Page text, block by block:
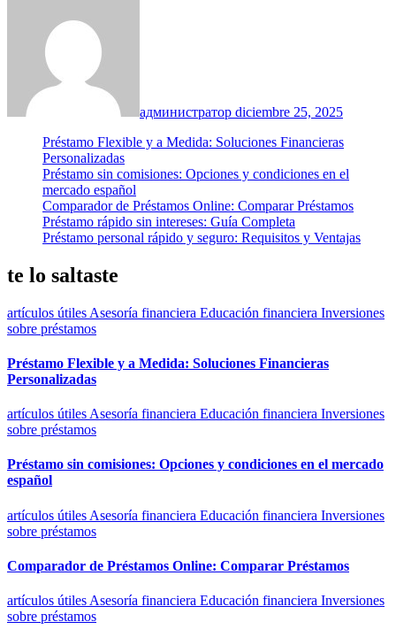
администратор diciembre 25, 2025
Préstamo Flexible y a Medida: Soluciones Financieras
Personalizadas
Préstamo sin comisiones: Opciones y condiciones en el
mercado español
Comparador de Préstamos Online: Comparar Préstamos
Préstamo rápido sin intereses: Guía Completa
Préstamo personal rápido y seguro: Requisitos y Ventajas
te lo saltaste
artículos útiles Asesoría financiera Educación financiera Inversiones
sobre préstamos
Préstamo Flexible y a Medida: Soluciones Financieras
Personalizadas
artículos útiles Asesoría financiera Educación financiera Inversiones
sobre préstamos
Préstamo sin comisiones: Opciones y condiciones en el mercado
español
artículos útiles Asesoría financiera Educación financiera Inversiones
sobre préstamos
Comparador de Préstamos Online: Comparar Préstamos
artículos útiles Asesoría financiera Educación financiera Inversiones
sobre préstamos